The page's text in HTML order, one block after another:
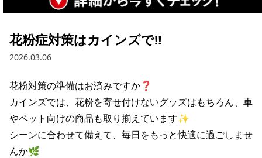
花粉症対策はカインズで‼️
2026.03.06
花粉対策の準備はお済みですか❓
カインズでは、花粉を寄せ付けないグッズはもちろん、車
やペット向けの商品も取り揃えています✨
シーンに合わせて備えて、毎日をもっと快適に過ごしませ
んか🌿